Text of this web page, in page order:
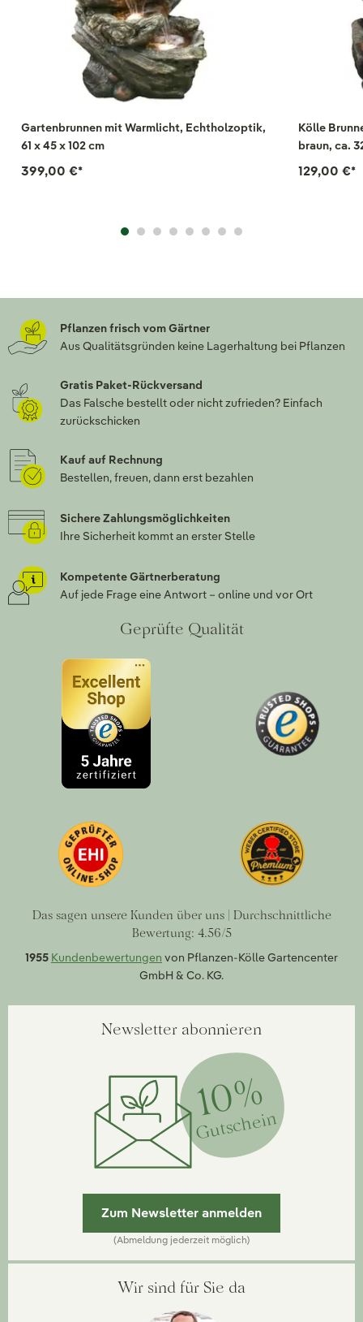
Gartenbrunnen mit Warmlicht, Echtholzoptik,
61 x 45 x 102 cm
399,00 €*
Kölle
braun, ca.
129,00 €*
Pflanzen frisch vom Gärtner
Aus Qualitätsgründen keine Lagerhaltung bei Pflanzen
Gratis Paket-Rückversand
Das Falsche bestellt oder nicht zufrieden? Einfach
zurückschicken
Kauf auf Rechnung
Bestellen, freuen, dann erst bezahlen
Sichere Zahlungsmöglichkeiten
Ihre Sicherheit kommt an erster Stelle
Kompetente Gärtnerberatung
Auf jede Frage eine Antwort – online und vor Ort
Geprüfte Qualität
Das sagen unsere Kunden über uns | Durchschnittliche
Bewertung: 4.56/5
1955 Kundenbewertungen von Pflanzen-Kölle Gartencenter
GmbH & Co. KG.
Newsletter abonnieren
10%
Gutschein
Zum Newsletter anmelden
(Abmeldung jederzeit möglich)
Wir sind für Sie da